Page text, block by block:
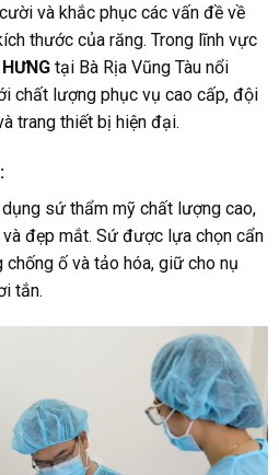
và khắc phục các vấn đề về
thước của răng. Trong lĩnh vực
tại Bà Rịa Vũng Tàu nổi
chất lượng phục vụ cao cấp, đội
trang thiết bị hiện đại.
sứ thẩm mỹ chất lượng cao,
đẹp mắt. Sứ được lựa chọn cẩn
ố và tảo hóa, giữ cho nụ
tắn.